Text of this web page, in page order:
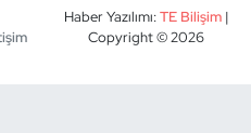
Haber Yazılımı:TE Bilişim|
Copyright © 2026